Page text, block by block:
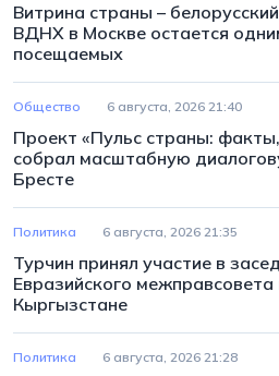
Витрина страны –
ВДНХ в Москве остается
посещаемых
Общество 6 августа, 2026 21:40
Проект «Пульс страны:
собрал масштабную
Бресте
Политика 6 августа, 2026 21:35
Турчин принял участие в
Евразийского межправсовета
Кыргызстане
Политика 6 августа, 2026 21:28